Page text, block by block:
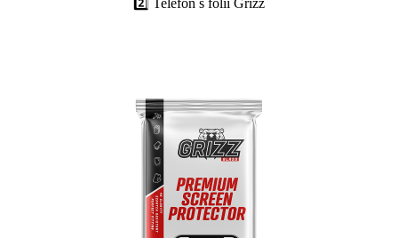
2️⃣ Telefon s fólií Grizz